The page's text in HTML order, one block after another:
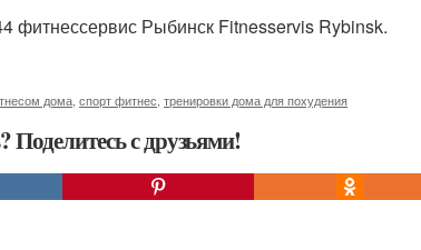
фитнессервис Рыбинск Fitnesservis Rybinsk.
дома спорт фитнес тренировки дома для похудения
Поделитесь с друзьями!